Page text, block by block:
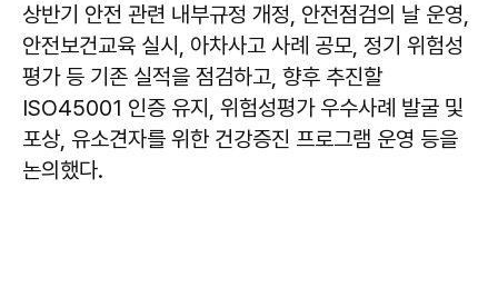
상반기 안전 관련 내부규정 개정, 안전점검의 날 운영,
안전보건교육 실시, 아차사고 사례 공모, 정기 위험성
평가 등 기존 실적을 점검하고, 향후 추진할
ISO45001 인증 유지, 위험성평가 우수사례 발굴 및
포상, 유소견자를 위한 건강증진 프로그램 운영 등을
논의했다.